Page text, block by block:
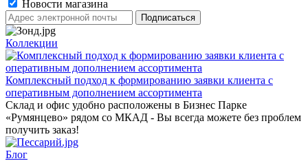
Новости магазина
Коллекции
Комплексный подход к формированию заявки клиента с
оперативным дополнением ассортимента
Склад и офис удобно расположены в Бизнес Парке
«Румянцево» рядом со МКАД - Вы всегда можете без проблем
получить заказ!
Блог